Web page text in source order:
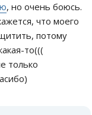
, но очень боюсь.
что моего
потому
то(((
только